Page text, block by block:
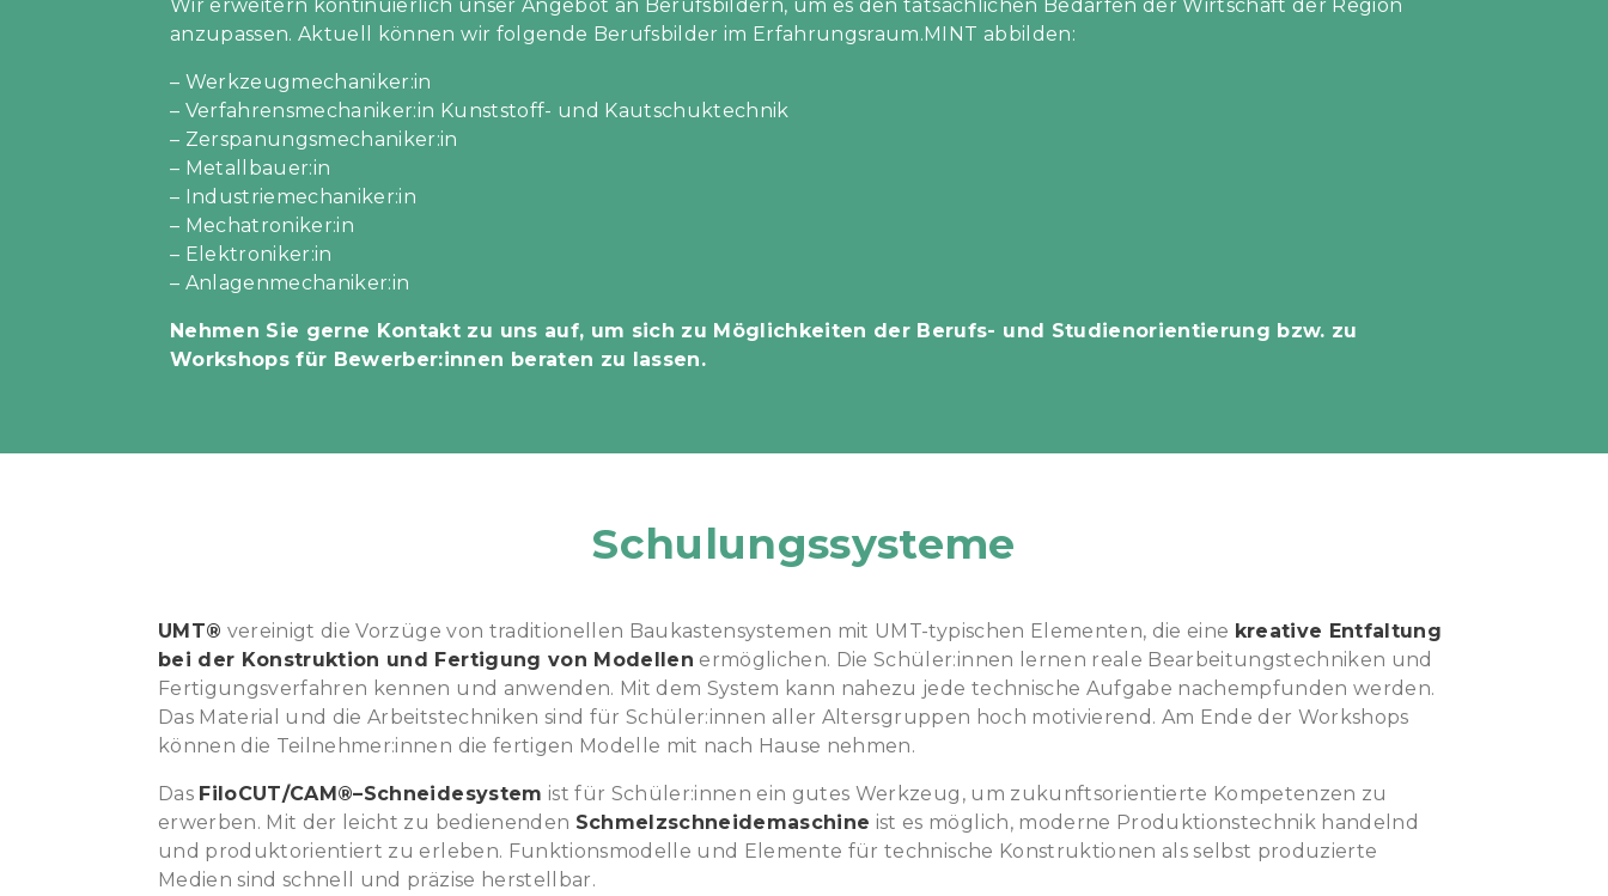
Wir erweitern kontinuierlich unser Angebot an Berufsbildern, um es den tatsächlichen Bedarfen der Wirtschaft der Region
anzupassen. Aktuell können wir folgende Berufsbilder im Erfahrungsraum.MINT abbilden:
– Werkzeugmechaniker:in
– Verfahrensmechaniker:in Kunststoff- und Kautschuktechnik
– Zerspanungsmechaniker:in
– Metallbauer:in
– Industriemechaniker:in
– Mechatroniker:in
– Elektroniker:in
– Anlagenmechaniker:in
Nehmen Sie gerne Kontakt zu uns auf, um sich zu Möglichkeiten der Berufs- und Studienorientierung bzw. zu
Workshops für Bewerber:innen beraten zu lassen.
SCHÜLERPROJEKTE
UNTERNEHMEN
Schulungssysteme
UMT® vereinigt die Vorzüge von traditionellen Baukastensystemen mit UMT-typischen Elementen, die eine kreative Entfaltung
bei der Konstruktion und Fertigung von Modellen ermöglichen. Die Schüler:innen lernen reale Bearbeitungstechniken und
Fertigungsverfahren kennen und anwenden. Mit dem System kann nahezu jede technische Aufgabe nachempfunden werden.
Das Material und die Arbeitstechniken sind für Schüler:innen aller Altersgruppen hoch motivierend. Am Ende der Workshops
können die Teilnehmer:innen die fertigen Modelle mit nach Hause nehmen.
Das FiloCUT/CAM®–Schneidesystem ist für Schüler:innen ein gutes Werkzeug, um zukunftsorientierte Kompetenzen zu
erwerben. Mit der leicht zu bedienenden Schmelzschneidemaschine ist es möglich, moderne Produktionstechnik handelnd
und produktorientiert zu erleben. Funktionsmodelle und Elemente für technische Konstruktionen als selbst produzierte
Medien sind schnell und präzise herstellbar.